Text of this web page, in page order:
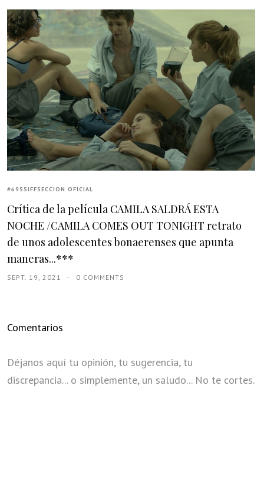
#69SSIFFSECCION OFICIAL
Crítica de la película CAMILA SALDRÁ ESTA
NOCHE /CAMILA COMES OUT TONIGHT retrato
de unos adolescentes bonaerenses que apunta
maneras...***
SEPT. 19, 2021 0 COMMENTS
Comentarios
Déjanos aquí tu opinión, tu sugerencia, tu
discrepancia... o simplemente, un saludo... No te cortes.